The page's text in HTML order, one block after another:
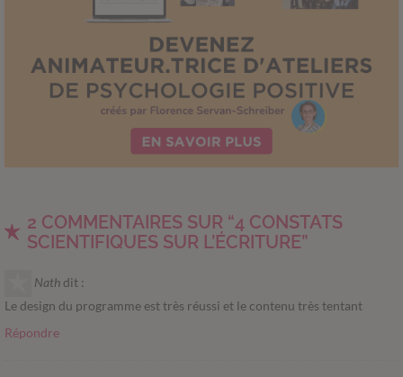
2 COMMENTAIRES SUR “4 CONSTATS
SCIENTIFIQUES SUR L’ÉCRITURE”
Nath dit :
Le design du programme est très réussi et le contenu très tentant
Répondre